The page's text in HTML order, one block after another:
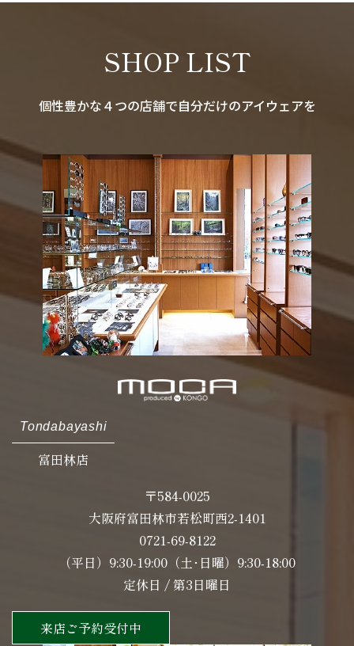
SHOP LIST
個性豊かな４つの店舗で自分だけのアイウェアを
Tondabayashi
富田林店
〒584-0025
大阪府富田林市若松町西2-1401
0721-69-8122
（平日）9:30-19:00（土･日曜）9:30-18:00
定休日 / 第3日曜日
来店ご予約受付中